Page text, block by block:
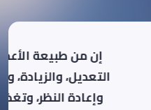
لولا توفيق الله
ثم الرعاية